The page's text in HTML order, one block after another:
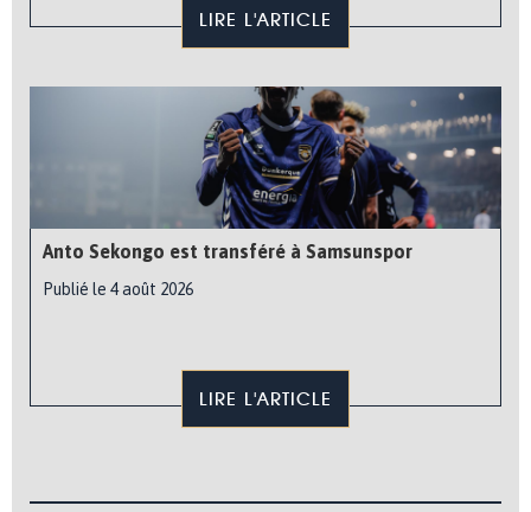
LIRE L'ARTICLE
Anto Sekongo est transféré à Samsunspor
Publié le 4 août 2026
LIRE L'ARTICLE